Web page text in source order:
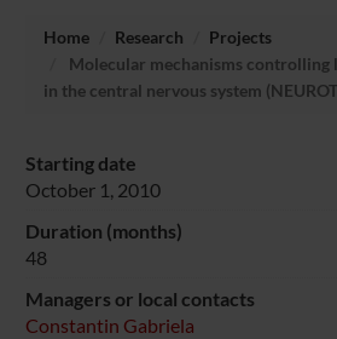
Home Research
Projects
Molecular mechanisms
in the central nervous system
Starting date
October 1, 2010
Duration (months)
48
Managers or local contacts
Constantin Gabriela